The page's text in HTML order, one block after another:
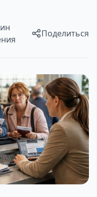
Поделиться